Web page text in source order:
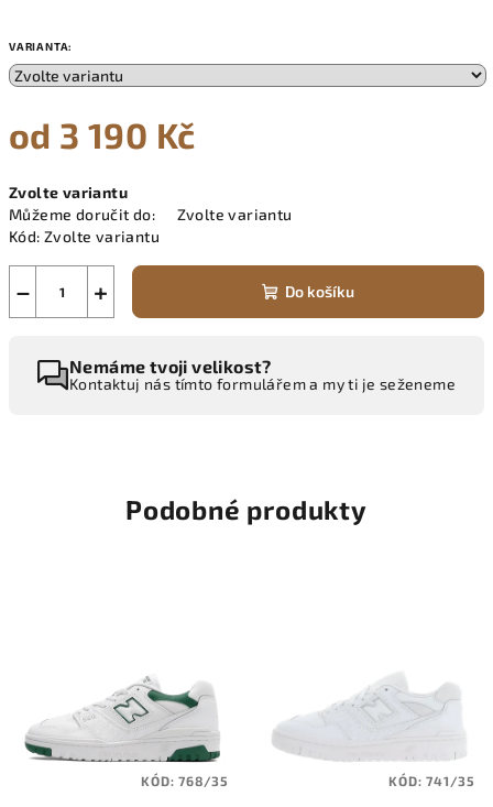
VARIANTA:
od 3 190 Kč
cena:
Zvolte variantu
Můžeme doručit do:
Zvolte variantu
Kód: Zvolte variantu
+
− Do košíku
Nemáme tvoji velikost?
Kontaktuj nás tímto formulářem a my ti je seženeme
Podobné produkty
KÓD:768/35 KÓD:741/35